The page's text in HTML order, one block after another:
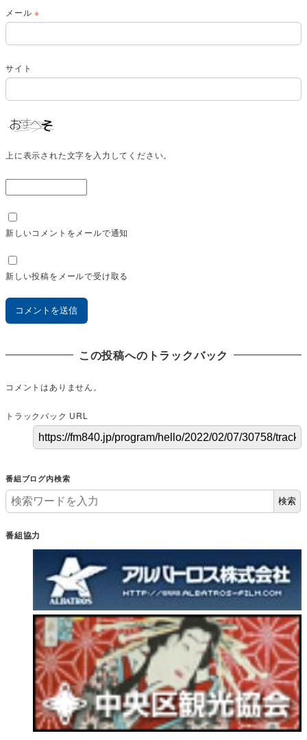
メール※
サイト
上に表示された文字を入力してください。
新しいコメントをメールで通知
新しい投稿をメールで受け取る
この投稿へのトラックバック
コメントはありません。
トラックバック URL
番組ブログ内検索
検索
番組協力